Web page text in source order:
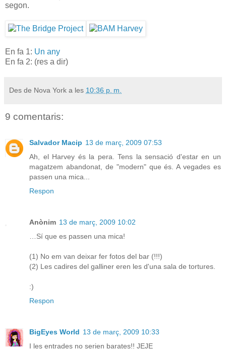
segon.
En fa 1: Un any
En fa 2: (res a dir)
Des de Nova York a les 10:36 p. m.
9 comentaris:
Salvador Macip 13 de març, 2009 07:53
Ah, el Harvey és la pera. Tens la sensació d'estar en un
magatzem abandonat, de "modern" que és. A vegades es
passen una mica...
Respon
Anònim 13 de març, 2009 10:02
…Sí que es passen una mica!
(1) No em van deixar fer fotos del bar (!!!)
(2) Les cadires del galliner eren les d'una sala de tortures.
:)
Respon
BigEyes World 13 de març, 2009 10:33
I les entrades no serien barates!! JEJE